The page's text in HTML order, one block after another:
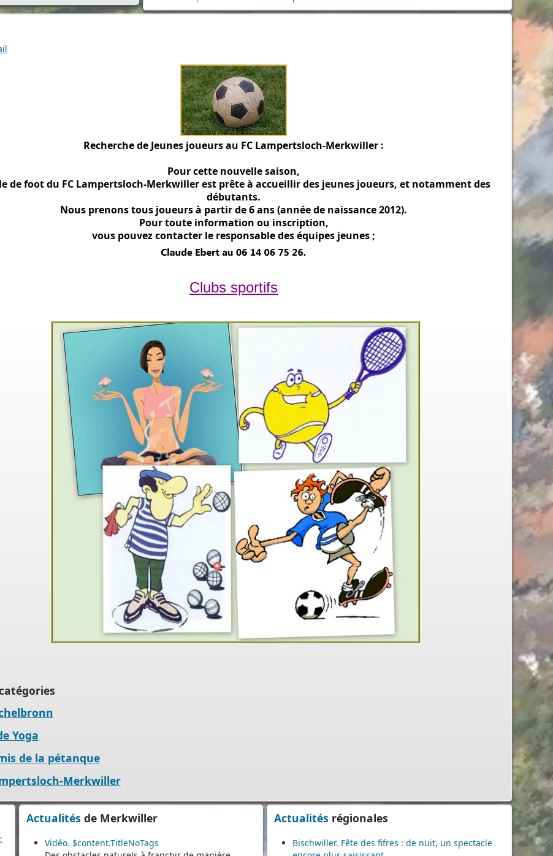
Recherche de Jeunes joueurs au FC Lampertsloch-Merkwiller :
Pour cette nouvelle saison,
de foot du FC Lampertsloch-Merkwiller est prête à accueillir des jeunes joueurs, et notamment des
débutants.
Nous prenons tous joueurs à partir de 6 ans (année de naissance 2012).
Pour toute information ou inscription,
vous pouvez contacter le responsable des équipes jeunes ;
Clubs sportifs
Yoga
de la pétanque
Merkwiller
Actualités de Merkwiller
Vidéo. $content.TitleNoTags
Actualités régionales
Bischwiller. Fête des fifres : de nuit, un spectacle